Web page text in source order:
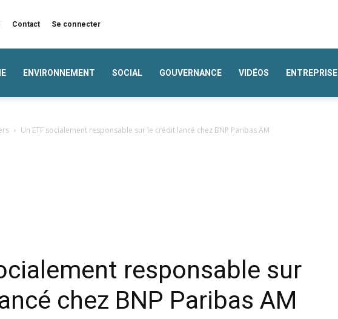
Contact Se connecter
ENVIRONNEMENT SOCIAL GOUVERNANCE VIDÉOS ENTREPRISE
Un ETF socialement responsable sur le crédit lancé chez BNP Paribas AM
responsable sur
chez BNP Paribas AM